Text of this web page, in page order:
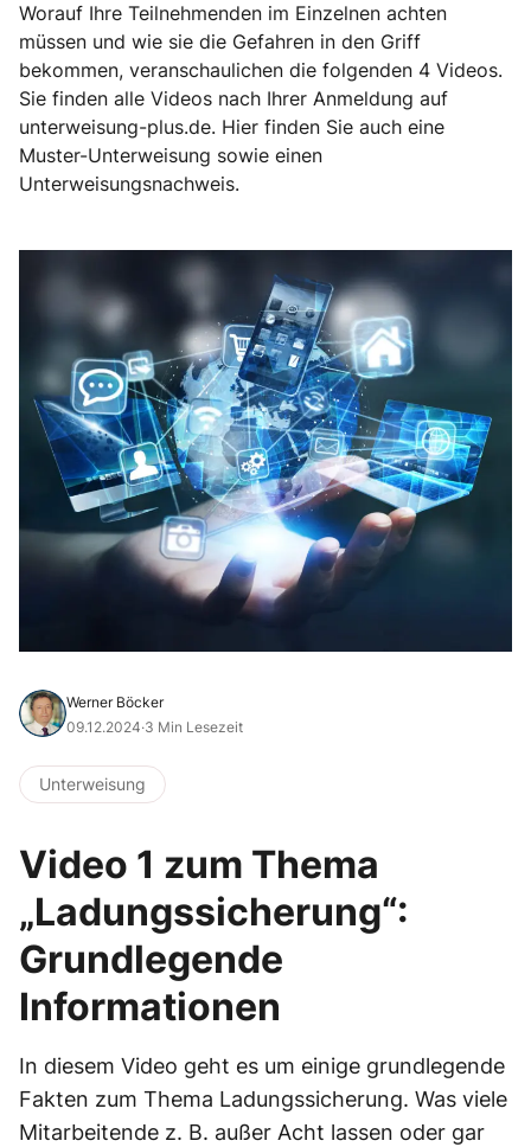
Worauf Ihre Teilnehmenden im Einzelnen achten
müssen und wie sie die Gefahren in den Griff
bekommen, veranschaulichen die folgenden 4 Videos.
Sie finden alle Videos nach Ihrer Anmeldung auf
unterweisung-plus.de. Hier finden Sie auch eine
Muster-Unterweisung sowie einen
Unterweisungsnachweis.
Werner Böcker
09.12.2024·3 Min Lesezeit
Unterweisung
Video 1 zum Thema
„Ladungssicherung“:
Grundlegende
Informationen
In diesem Video geht es um einige grundlegende
Fakten zum Thema Ladungssicherung. Was viele
Mitarbeitende z. B. außer Acht lassen oder gar